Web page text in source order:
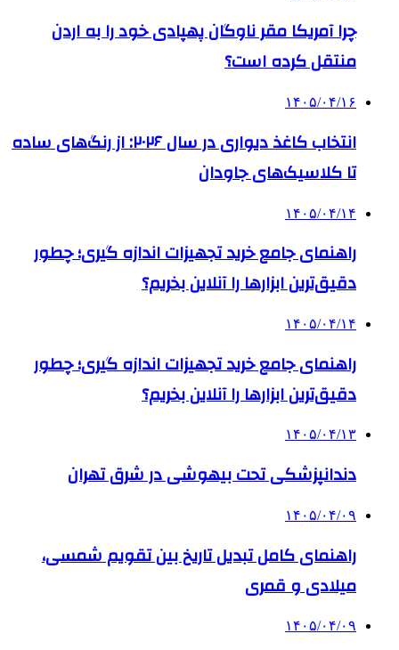
چرا آمریکا مقر ناوگان پهپادی خود را به اردن
منتقل کرده است؟
۱۴۰۵/۰۴/۱۶
انتخاب کاغذ دیواری در سال ۲۰۲۶: از رنگ‌های ساده
تا کلاسیک‌های جاودان
۱۴۰۵/۰۴/۱۴
راهنمای جامع خرید تجهیزات اندازه گیری؛ چطور
دقیق‌ترین ابزارها را آنلاین بخریم؟
۱۴۰۵/۰۴/۱۴
راهنمای جامع خرید تجهیزات اندازه گیری؛ چطور
دقیق‌ترین ابزارها را آنلاین بخریم؟
۱۴۰۵/۰۴/۱۳
دندانپزشکی تحت بیهوشی در شرق تهران
۱۴۰۵/۰۴/۰۹
راهنمای کامل تبدیل تاریخ بین تقویم شمسی،
میلادی و قمری
۱۴۰۵/۰۴/۰۹